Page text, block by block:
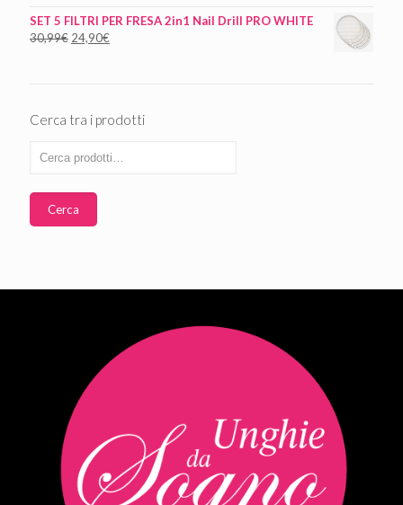
SET 5 FILTRI PER FRESA 2in1 Nail Drill PRO WHITE
30,99€ 24,90€
Cerca tra i prodotti
Cerca